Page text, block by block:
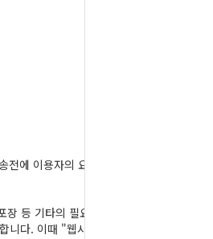
에 이용자의 요
등 기타의 필요
니다. 이때 "웹사